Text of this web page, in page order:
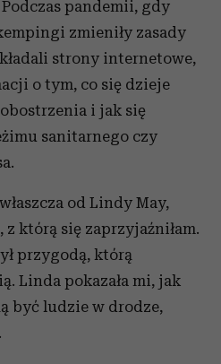
pandemii, gdy
zmieniły zasady
strony internetowe,
o tym, co się dzieje
i jak się
sanitarnego czy
od Lindy May,
którą się zaprzyjaźniłam.
przygodą, którą
Linda pokazała mi, jak
być ludzie w drodze,